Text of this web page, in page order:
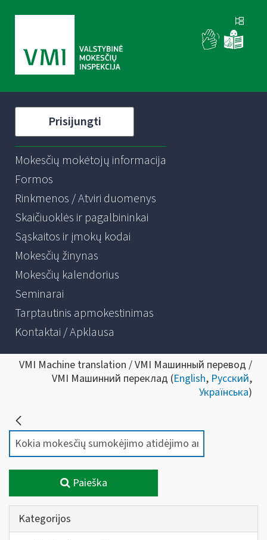
Prisijungti
Mokesčių mokėtojų informacija
Formos
Rinkmenos / Atviri duomenys
Skaičiuoklės ir pagalbininkai
Sąskaitos ir įmokų kodai
Mokesčių žinynas
Mokesčių kalendorius
Seminarai
Tarptautinis apmokestinimas
Kontaktai / Apklausa
VMI Machine translation / VMI Машинный перевод /
VMI Машинний переклад (English, Русский,
Українська)
Paieška
Kategorijos